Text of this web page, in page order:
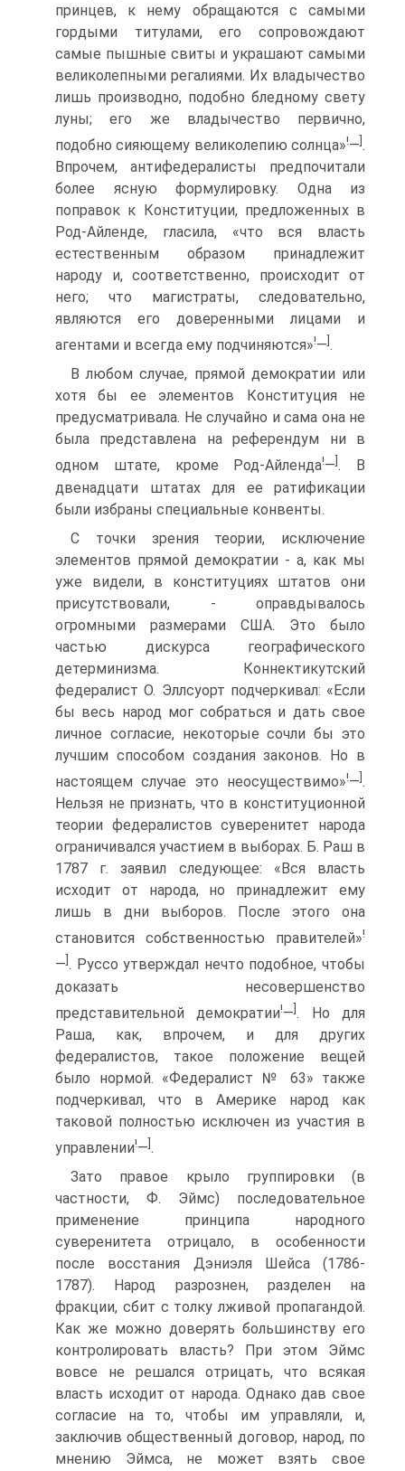
принцев, к нему обращаются с самыми
гордыми титулами, его сопровождают
самые пышные свиты и украшают самыми
великолепными регалиями. Их владычество
лишь производно, подобно бледному свету
луны; его же владычество первично,
подобно сияющему великолепию солнца»!—.
Впрочем, антифедералисты предпочитали
более ясную формулировку. Одна из
поправок к Конституции, предложенных в
Род-Айленде, гласила, «что вся власть
естественным образом принадлежит
народу и, соответственно, происходит от
него; что магистраты, следовательно,
являются его доверенными лицами и
агентами и всегда ему подчиняются»!—.
В любом случае, прямой демократии или
хотя бы ее элементов Конституция не
предусматривала. Не случайно и сама она не
была представлена на референдум ни в
одном штате, кроме Род-Айленда!—. В
двенадцати штатах для ее ратификации
были избраны специальные конвенты.
С точки зрения теории, исключение
элементов прямой демократии - а, как мы
уже видели, в конституциях штатов они
присутствовали, - оправдывалось
огромными размерами США. Это было
частью дискурса географического
детерминизма. Коннектикутский
федералист О. Эллсуорт подчеркивал: «Если
бы весь народ мог собраться и дать свое
личное согласие, некоторые сочли бы это
лучшим способом создания законов. Но в
настоящем случае это неосуществимо»!—.
Нельзя не признать, что в конституционной
теории федералистов суверенитет народа
ограничивался участием в выборах. Б. Раш в
1787 г. заявил следующее: «Вся власть
исходит от народа, но принадлежит ему
лишь в дни выборов. После этого она
становится собственностью правителей»!
—. Руссо утверждал нечто подобное, чтобы
доказать несовершенство
представительной демократии!—. Но для
Раша, как, впрочем, и для других
федералистов, такое положение вещей
было нормой. «Федералист № 63» также
подчеркивал, что в Америке народ как
таковой полностью исключен из участия в
управлении!—.
Зато правое крыло группировки (в
частности, Ф. Эймс) последовательное
применение принципа народного
суверенитета отрицало, в особенности
после восстания Дэниэля Шейса (1786-
1787). Народ разрознен, разделен на
фракции, сбит с толку лживой пропагандой.
Как же можно доверять большинству его
контролировать власть? При этом Эймс
вовсе не решался отрицать, что всякая
власть исходит от народа. Однако дав свое
согласие на то, чтобы им управляли, и,
заключив общественный договор, народ, по
мнению Эймса, не может взять свое